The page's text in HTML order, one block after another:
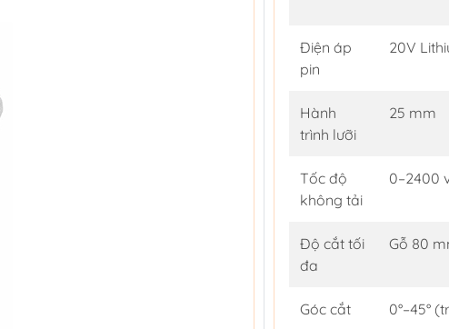
Điện áp
pin
20V
Hành
trình lưỡi
25 mm
Tốc độ
không tải
0–2400
Độ cắt tối
đa
Gỗ 80
Góc cắt 0°–45°